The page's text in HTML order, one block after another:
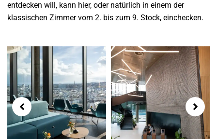
entdecken will, kann hier, oder natürlich in einem der
klassischen Zimmer vom 2. bis zum 9. Stock, einchecken.